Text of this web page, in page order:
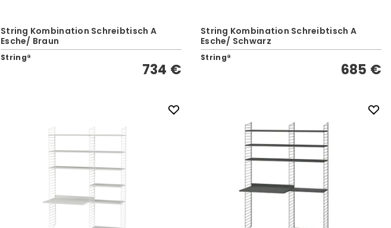
String Kombination Schreibtisch A
Esche/ Braun
String®
734 €
String Kombination Schreibtisch A
Esche/ Schwarz
String®
685 €